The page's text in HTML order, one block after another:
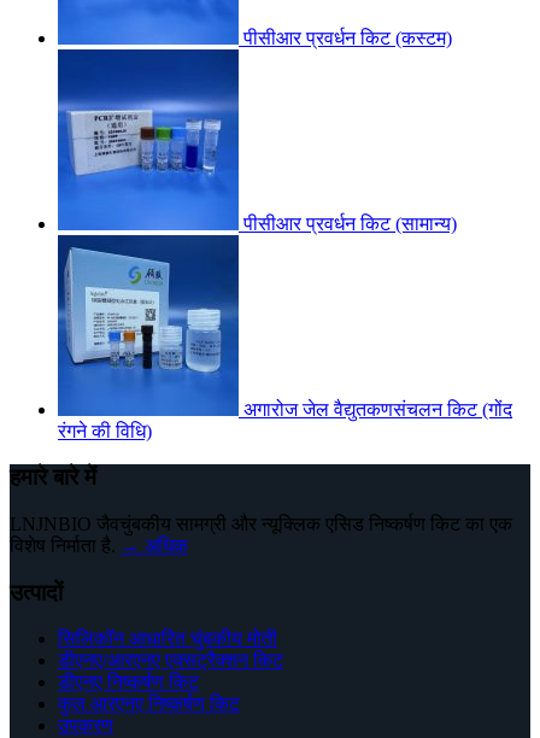
पीसीआर प्रवर्धन किट (कस्टम)
पीसीआर प्रवर्धन किट (सामान्य)
अगारोज जेल वैद्युतकणसंचलन किट (गोंद
रंगने की विधि)
हमारे बारे में
LNJNBIO जैवचुंबकीय सामग्री और न्यूक्लिक एसिड निष्कर्षण किट का एक
विशेष निर्माता है. → अधिक
उत्पादों
सिलिकॉन आधारित चुंबकीय मोती
डीएनए/आरएनए एक्सट्रैक्शन किट
डीएनए निष्कर्षण किट
कुल आरएनए निष्कर्षण किट
उपकरण